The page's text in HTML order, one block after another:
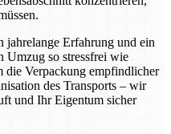
Erfahrung und ein
Umzug so stressfrei wie
die Verpackung empfindlicher
des Transports – wir
und Ihr Eigentum sicher